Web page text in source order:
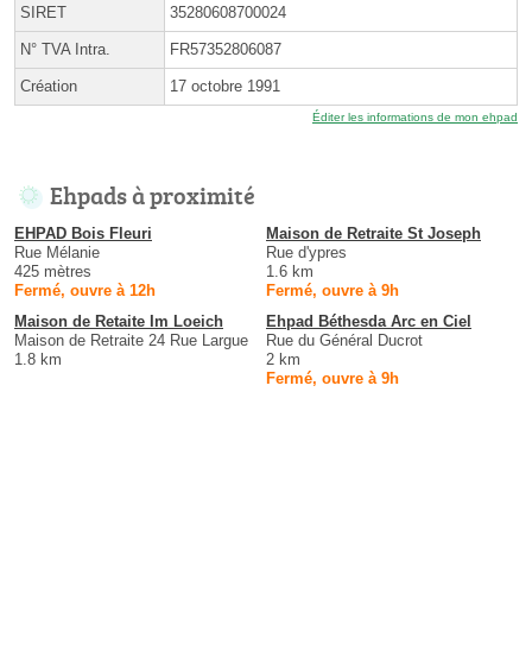
SIRET 35280608700024
N° TVA Intra. FR57352806087
Création 17 octobre 1991
Éditer les informations de mon ehpad
Ehpads à proximité
EHPAD Bois Fleuri
Rue Mélanie
425 mètres
Fermé, ouvre à 12h
Maison de Retraite St Joseph
Rue d'ypres
1.6 km
Fermé, ouvre à 9h
Maison de Retaite Im Loeich
Maison de Retraite 24 Rue Largue
1.8 km
Ehpad Béthesda Arc en Ciel
Rue du Général Ducrot
2 km
Fermé, ouvre à 9h